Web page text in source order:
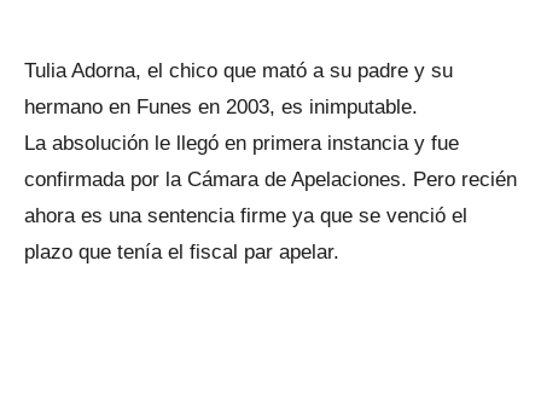
Tulia Adorna, el chico que mató a su padre y su
hermano en Funes en 2003, es inimputable.
La absolución le llegó en primera instancia y fue
confirmada por la Cámara de Apelaciones. Pero recién
ahora es una sentencia firme ya que se venció el
plazo que tenía el fiscal par apelar.